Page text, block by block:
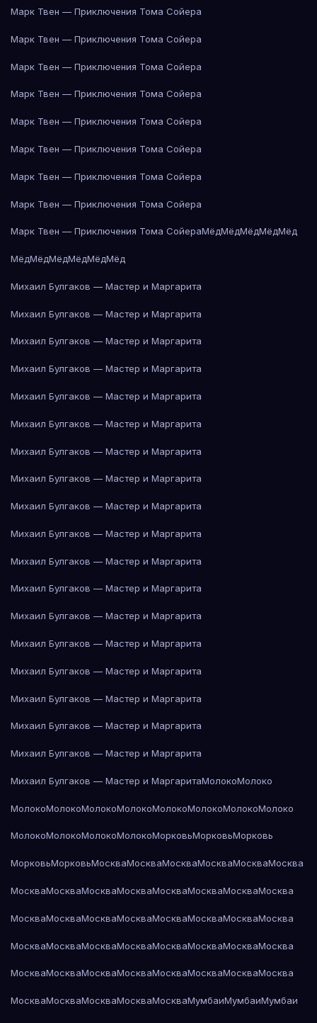
Марк Твен — Приключения Тома Сойера
Марк Твен — Приключения Тома Сойера
Марк Твен — Приключения Тома Сойера
Марк Твен — Приключения Тома Сойера
Марк Твен — Приключения Тома Сойера
Марк Твен — Приключения Тома Сойера
Марк Твен — Приключения Тома Сойера
Марк Твен — Приключения Тома Сойера
Марк Твен — Приключения Тома СойераМёдМёдМёдМёдМёд
МёдМёдМёдМёдМёдМёд
Михаил Булгаков — Мастер и Маргарита
Михаил Булгаков — Мастер и Маргарита
Михаил Булгаков — Мастер и Маргарита
Михаил Булгаков — Мастер и Маргарита
Михаил Булгаков — Мастер и Маргарита
Михаил Булгаков — Мастер и Маргарита
Михаил Булгаков — Мастер и Маргарита
Михаил Булгаков — Мастер и Маргарита
Михаил Булгаков — Мастер и Маргарита
Михаил Булгаков — Мастер и Маргарита
Михаил Булгаков — Мастер и Маргарита
Михаил Булгаков — Мастер и Маргарита
Михаил Булгаков — Мастер и Маргарита
Михаил Булгаков — Мастер и Маргарита
Михаил Булгаков — Мастер и Маргарита
Михаил Булгаков — Мастер и Маргарита
Михаил Булгаков — Мастер и Маргарита
Михаил Булгаков — Мастер и Маргарита
Михаил Булгаков — Мастер и МаргаритаМолокоМолоко
МолокоМолокоМолокоМолокоМолокоМолокоМолокоМолоко
МолокоМолокоМолокоМолокоМорковьМорковьМорковь
МорковьМорковьМоскваМоскваМоскваМоскваМоскваМосква
МоскваМоскваМоскваМоскваМоскваМоскваМоскваМосква
МоскваМоскваМоскваМоскваМоскваМоскваМоскваМосква
МоскваМоскваМоскваМоскваМоскваМоскваМоскваМосква
МоскваМоскваМоскваМоскваМоскваМоскваМоскваМосква
МоскваМоскваМоскваМоскваМоскваМумбаиМумбаиМумбаи